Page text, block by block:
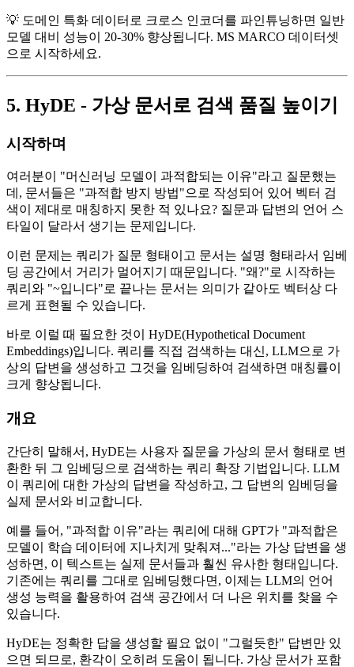
💡 도메인 특화 데이터로 크로스 인코더를 파인튜닝하면 일반
모델 대비 성능이 20-30% 향상됩니다. MS MARCO 데이터셋
으로 시작하세요.
5. HyDE - 가상 문서로 검색 품질 높이기
시작하며
여러분이 "머신러닝 모델이 과적합되는 이유"라고 질문했는
데, 문서들은 "과적합 방지 방법"으로 작성되어 있어 벡터 검
색이 제대로 매칭하지 못한 적 있나요? 질문과 답변의 언어 스
타일이 달라서 생기는 문제입니다.
이런 문제는 쿼리가 질문 형태이고 문서는 설명 형태라서 임베
딩 공간에서 거리가 멀어지기 때문입니다. "왜?"로 시작하는
쿼리와 "~입니다"로 끝나는 문서는 의미가 같아도 벡터상 다
르게 표현될 수 있습니다.
바로 이럴 때 필요한 것이 HyDE(Hypothetical Document
Embeddings)입니다. 쿼리를 직접 검색하는 대신, LLM으로 가
상의 답변을 생성하고 그것을 임베딩하여 검색하면 매칭률이
크게 향상됩니다.
개요
간단히 말해서, HyDE는 사용자 질문을 가상의 문서 형태로 변
환한 뒤 그 임베딩으로 검색하는 쿼리 확장 기법입니다. LLM
이 쿼리에 대한 가상의 답변을 작성하고, 그 답변의 임베딩을
실제 문서와 비교합니다.
예를 들어, "과적합 이유"라는 쿼리에 대해 GPT가 "과적합은
모델이 학습 데이터에 지나치게 맞춰져..."라는 가상 답변을 생
성하면, 이 텍스트는 실제 문서들과 훨씬 유사한 형태입니다.
기존에는 쿼리를 그대로 임베딩했다면, 이제는 LLM의 언어
생성 능력을 활용하여 검색 공간에서 더 나은 위치를 찾을 수
있습니다.
HyDE는 정확한 답을 생성할 필요 없이 "그럴듯한" 답변만 있
으면 되므로, 환각이 오히려 도움이 됩니다. 가상 문서가 포함